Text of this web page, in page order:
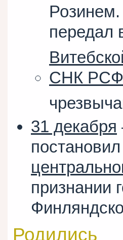
передал
СНК
31 декабря
признании
Родились